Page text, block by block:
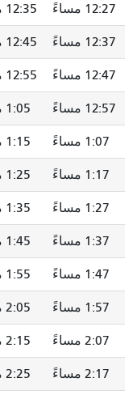
12:27 مساءً 12:35 مساءً
12:37 مساءً 12:45 مساءً
12:47 مساءً 12:55 مساءً
12:57 مساءً 1:05 مساءً
1:07 مساءً 1:15 مساءً
1:17 مساءً 1:25 مساءً
1:27 مساءً 1:35 مساءً
1:37 مساءً 1:45 مساءً
1:47 مساءً 1:55 مساءً
1:57 مساءً 2:05 مساءً
2:07 مساءً 2:15 مساءً
2:17 مساءً 2:25 مساءً